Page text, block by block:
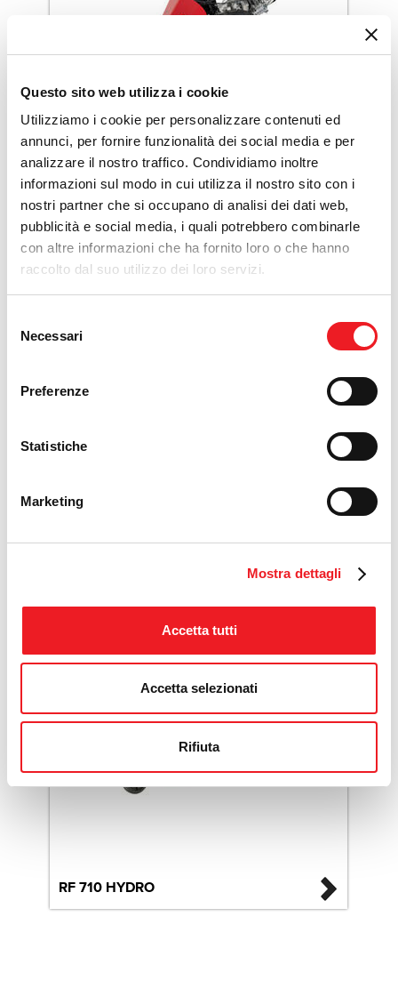
Questo sito web utilizza i cookie
Utilizziamo i cookie per personalizzare contenuti ed
annunci, per fornire funzionalità dei social media e per
analizzare il nostro traffico. Condividiamo inoltre
informazioni sul modo in cui utilizza il nostro sito con i
nostri partner che si occupano di analisi dei dati web,
pubblicità e social media, i quali potrebbero combinarle
con altre informazioni che ha fornito loro o che hanno
raccolto dal suo utilizzo dei loro servizi.
delNecessari
Preferenze
Statistiche
Marketing
Mostra dettagli
Accetta tutti
Accetta selezionati
Rifiuta
MF 226
RF 710 HYDRO